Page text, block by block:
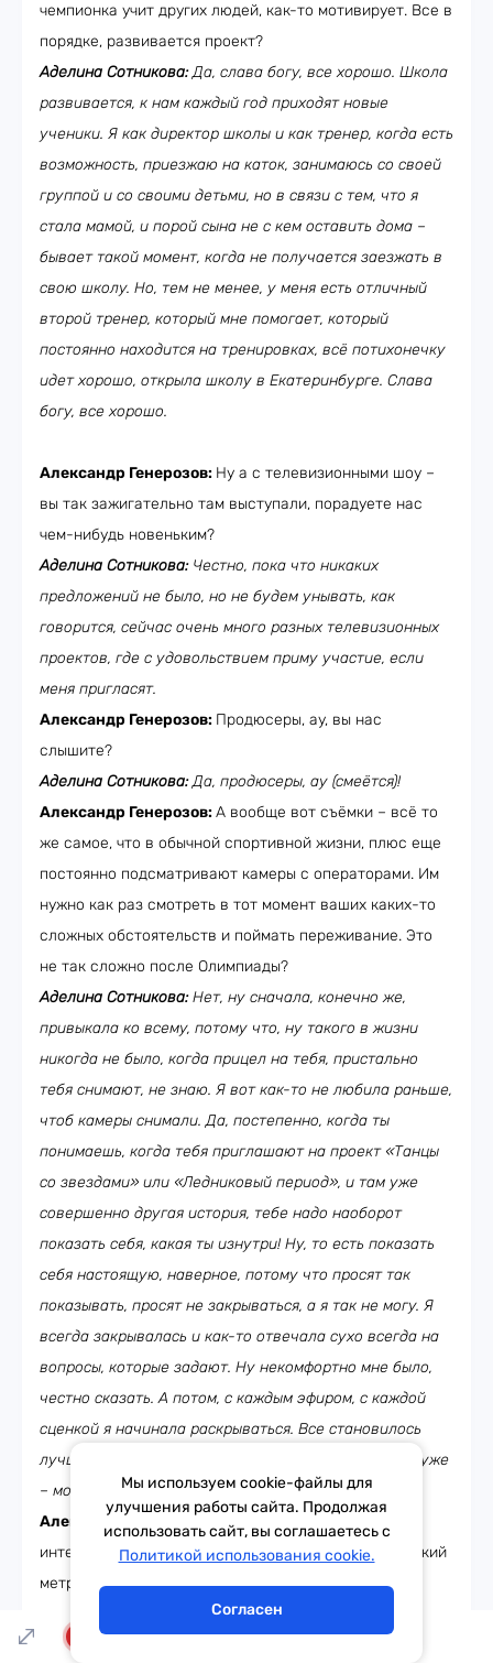
чемпионка учит других людей, как-то мотивирует. Все в
порядке, развивается проект?
Аделина Сотникова:Да, слава богу, все хорошо. Школа
развивается, к нам каждый год приходят новые
ученики. Я как директор школы и как тренер, когда есть
возможность, приезжаю на каток, занимаюсь со своей
группой и со своими детьми, но в связи с тем, что я
стала мамой, и порой сына не с кем оставить дома –
бывает такой момент, когда не получается заезжать в
свою школу. Но, тем не менее, у меня есть отличный
второй тренер, который мне помогает, который
постоянно находится на тренировках, всё потихонечку
идет хорошо, открыла школу в Екатеринбурге. Слава
богу, все хорошо.
Александр Генерозов: Ну а с телевизионными шоу –
вы так зажигательно там выступали, порадуете нас
чем-нибудь новеньким?
Аделина Сотникова: Честно, пока что никаких
предложений не было, но не будем унывать, как
говорится, сейчас очень много разных телевизионных
проектов, где с удовольствием приму участие, если
меня пригласят.
Александр Генерозов: Продюсеры, ау, вы нас
слышите?
Аделина Сотникова:Да, продюсеры, ау (смеётся)!
Александр Генерозов:А вообще вот съёмки – всё то
же самое, что в обычной спортивной жизни, плюс еще
постоянно подсматривают камеры с операторами. Им
нужно как раз смотреть в тот момент ваших каких-то
сложных обстоятельств и поймать переживание. Это
не так сложно после Олимпиады?
Аделина Сотникова:Нет, ну сначала, конечно же,
привыкала ко всему, потому что, ну такого в жизни
никогда не было, когда прицел на тебя, пристально
тебя снимают, не знаю. Я вот как-то не любила раньше,
чтоб камеры снимали. Да, постепенно, когда ты
понимаешь, когда тебя приглашают на проект «Танцы
со звездами» или «Ледниковый период», и там уже
совершенно другая история, тебе надо наоборот
показать себя, какая ты изнутри! Ну, то есть показать
себя настоящую, наверное, потому что просят так
показывать, просят не закрываться, а я так не могу. Я
всегда закрывалась и как-то отвечала сухо всегда на
вопросы, которые задают. Ну некомфортно мне было,
честно сказать. А потом, с каждым эфиром, с каждой
сценкой я начинала раскрываться. Все становилось
лучше и лучше, в принципе, камера можно сказать уже
– мой друг.
Александр Генерозов:
Есть ещё один проект
интересный, «1963. Время вперед!». Это кино, короткий
метр, можно ли говорить о сроках выхода? Это ваш
опыт уже не в качестве камео, а как актрисы.
Понравилось ли?
Тема дня Гороскоп
Мы используем cookie-файлы для
улучшения работы сайта. Продолжая
использовать сайт, вы соглашаетесь с
Политикой использования cookie.
Согласен